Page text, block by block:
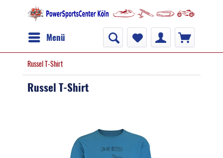
Menü
Russel T-Shirt
Russel T-Shirt